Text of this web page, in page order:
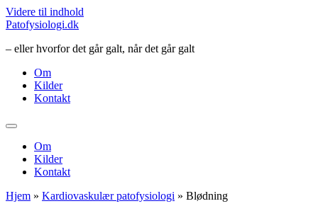
Videre til indhold
Patofysiologi.dk
– eller hvorfor det går galt, når det går galt
Om
Kilder
Kontakt
Om
Kilder
Kontakt
Hjem » Kardiovaskulær patofysiologi » Blødning